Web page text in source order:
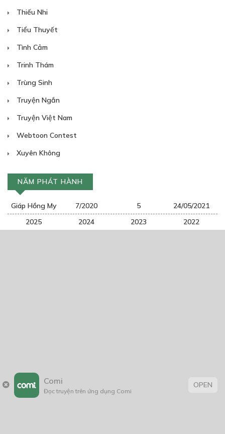
Thiếu Nhi
Tiểu Thuyết
Tình Cảm
Trinh Thám
Trùng Sinh
Truyện Ngắn
Truyện Việt Nam
Webtoon Contest
Xuyên Không
NĂM PHÁT HÀNH
Giáp Hồng My 7/2020 5
24/05/2021
2025
2024 2023
2022
Comi
Đọc truyện trên ứng dụng Comi
OPEN